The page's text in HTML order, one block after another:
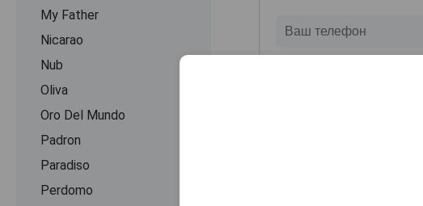
My Father
Nicarao
Nub
Oliva
Oro Del Mundo
Padron
Paradiso
Perdomo